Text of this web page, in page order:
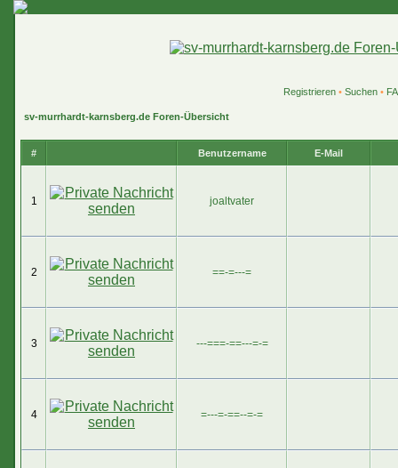
Registrieren• Suchen•
sv-murrhardt-karnsberg.de Foren-Übersicht
# Benutzername E-Mail
1 joaltvater
2 ==-=---=
3 ---===-==---=-=
4 =---=-==--=-=